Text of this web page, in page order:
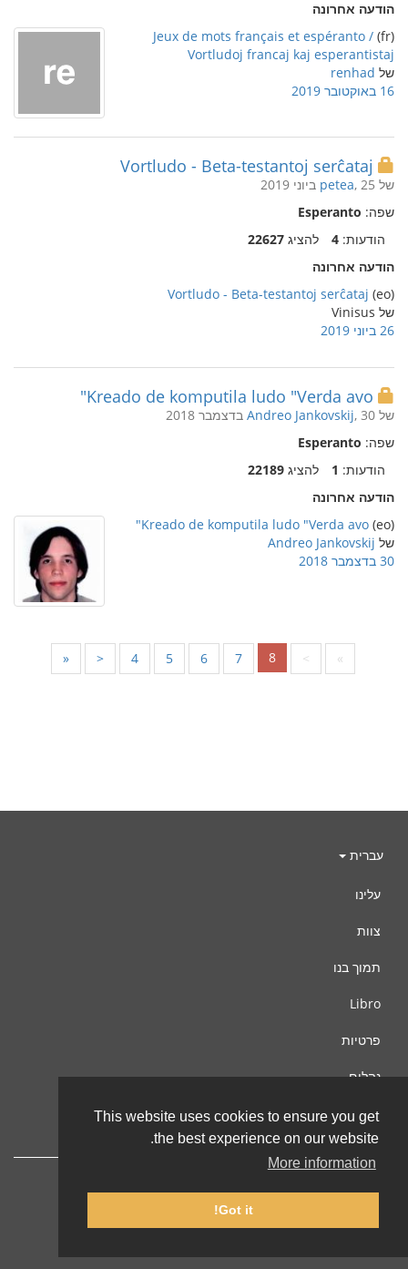
This website uses cookies to ensure you get
the best experience on our website.
More information
Got it!
הודעה אחרונה
(fr)
Jeux de mots français et espéranto /
Vortludoj francaj kaj esperantistaj
של renhad
16 באוקטובר 2019
Vortludo - Beta-testantoj serĉataj
של petea, 25 ביוני 2019
שפה: Esperanto
הודעות: 4 להציג 22627
הודעה אחרונה
(eo)
Vortludo - Beta-testantoj serĉataj
של Vinisus
26 ביוני 2019
Kreado de komputila ludo "Verda avo"
של Andreo Jankovskij, 30 בדצמבר 2018
שפה: Esperanto
הודעות: 1 להציג 22189
הודעה אחרונה
(eo)
Kreado de komputila ludo "Verda avo"
של Andreo Jankovskij
30 בדצמבר 2018
« < 4 5 6 7 8 > »
עברית
עלינו
צוות
תמוך בנו
Libro
פרטיות
נהלים
צור קשר
© 2002-2026 lernu.net |Impressum